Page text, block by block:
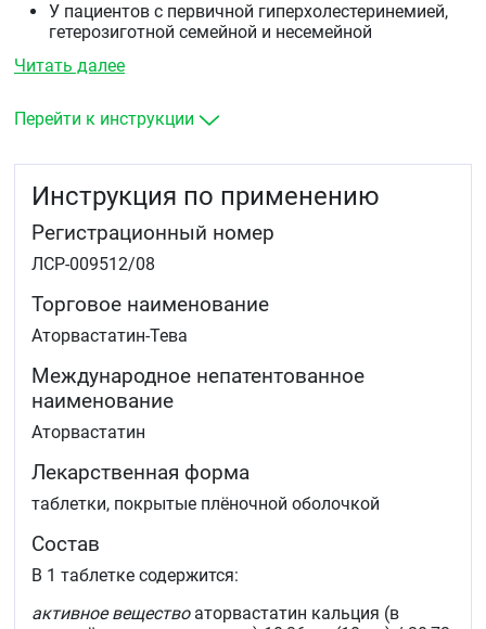
У пациентов с первичной гиперхолестеринемией,
гетерозиготной семейной и несемейной
(смешанной) гиперлипидемией (типы IIа и IIb по
повышенных уровней общего холестерина,
для лечения больных с повышенными
по Фредриксону) и больных с
дисбеталипопротеинемией (тип III по Фредриксону),
эффекта
у больных с гомозиготной семейной
гиперхолестеринемией для снижения уровней
диетотерапия и другие нефармакологические
методы лечения оказываются недостаточно
эффективными.
Читать далее
Перейти к инструкции
Инструкция по применению
Регистрационный номер
ЛСР-009512/08
Торговое наименование
Аторвастатин-Тева
Международное непатентованное
наименование
Аторвастатин
Лекарственная форма
таблетки, покрытые плёночной оболочкой
Состав
В 1 таблетке содержится:
активное веществоаторвастатин кальция (в